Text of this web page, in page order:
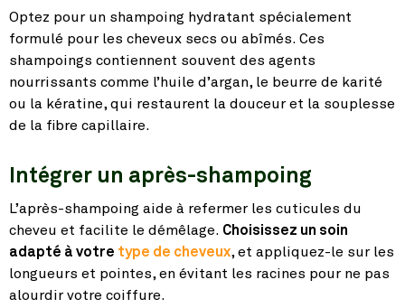
Optez pour un shampoing hydratant spécialement
formulé pour les cheveux secs ou abîmés. Ces
shampoings contiennent souvent des agents
nourrissants comme l’huile d’argan, le beurre de karité
ou la kératine, qui restaurent la douceur et la souplesse
de la fibre capillaire.
Intégrer un après-shampoing
L’après-shampoing aide à refermer les cuticules du
cheveu et facilite le démêlage. Choisissez un soin
adapté à votre type de cheveux, et appliquez-le sur les
longueurs et pointes, en évitant les racines pour ne pas
alourdir votre coiffure.